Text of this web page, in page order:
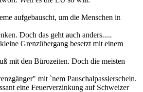
aufgebauscht, um die Menschen in
Doch das geht auch anders.....
Grenzübergang besetzt mit einem
mit den Bürozeiten. Doch die meisten
mit `nem Pauschalpassierschein.
eine Feuerverzinkung auf Schweizer